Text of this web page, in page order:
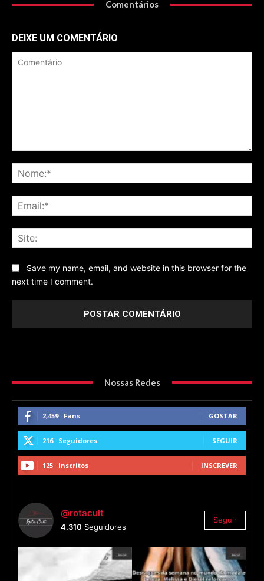
Comentários
DEIXE UM COMENTÁRIO
Save my name, email, and website in this browser for the
next time I comment.
Nossas Redes
2,459 Fans GOSTAR
216 Seguidores SEGUIR
125 Inscritos INSCREVER
@rotacult
4.310 Seguidores
Seguir